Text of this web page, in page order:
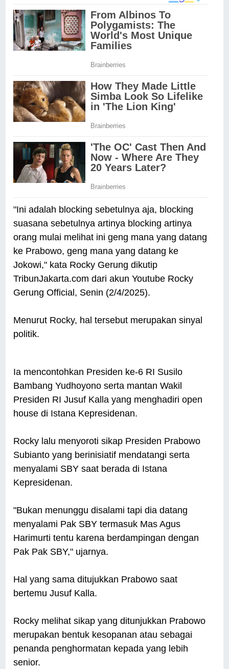
"Ini adalah blocking sebetulnya aja, blocking
suasana sebetulnya artinya blocking artinya
orang mulai melihat ini geng mana yang datang
ke Prabowo, geng mana yang datang ke
Jokowi," kata Rocky Gerung dikutip
TribunJakarta.com dari akun Youtube Rocky
Gerung Official, Senin (2/4/2025).
Menurut Rocky, hal tersebut merupakan sinyal
politik.
Ia mencontohkan Presiden ke-6 RI Susilo
Bambang Yudhoyono serta mantan Wakil
Presiden RI Jusuf Kalla yang menghadiri open
house di Istana Kepresidenan.
Rocky lalu menyoroti sikap Presiden Prabowo
Subianto yang berinisiatif mendatangi serta
menyalami SBY saat berada di Istana
Kepresidenan.
"Bukan menunggu disalami tapi dia datang
menyalami Pak SBY termasuk Mas Agus
Harimurti tentu karena berdampingan dengan
Pak Pak SBY," ujarnya.
Hal yang sama ditujukkan Prabowo saat
bertemu Jusuf Kalla.
Rocky melihat sikap yang ditunjukkan Prabowo
merupakan bentuk kesopanan atau sebagai
penanda penghormatan kepada yang lebih
senior.